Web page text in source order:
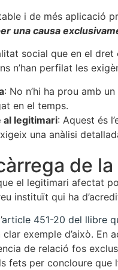
i de més aplicació
una causa
social que en el
n’han perfilat les
: No n’hi ha prou amb
en el temps.
al legitimari: Aquest és
una anàlisi
de la
el legitimari afectat
instituït qui ha
article 451-20 del llibre
clar exemple d’això. En
de relació fos
fets per concloure que